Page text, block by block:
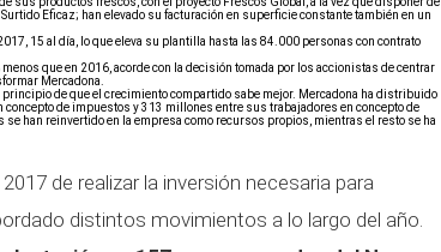
Surtido Eficaz; han elevado su facturación en superficie constante también en un
15 al día, lo que eleva su plantilla hasta las 84.000 personas con contrato
que en 2016, acorde con la decisión tomada por los accionistas de centrar
Mercadona.
de que el crecimiento compartido sabe mejor. Mercadona ha distribuido
de impuestos y 313 millones entre sus trabajadores en concepto de
han reinvertido en la empresa como recursos propios, mientras el resto se ha
de realizar la inversión necesaria para
distintos movimientos a lo largo del año.